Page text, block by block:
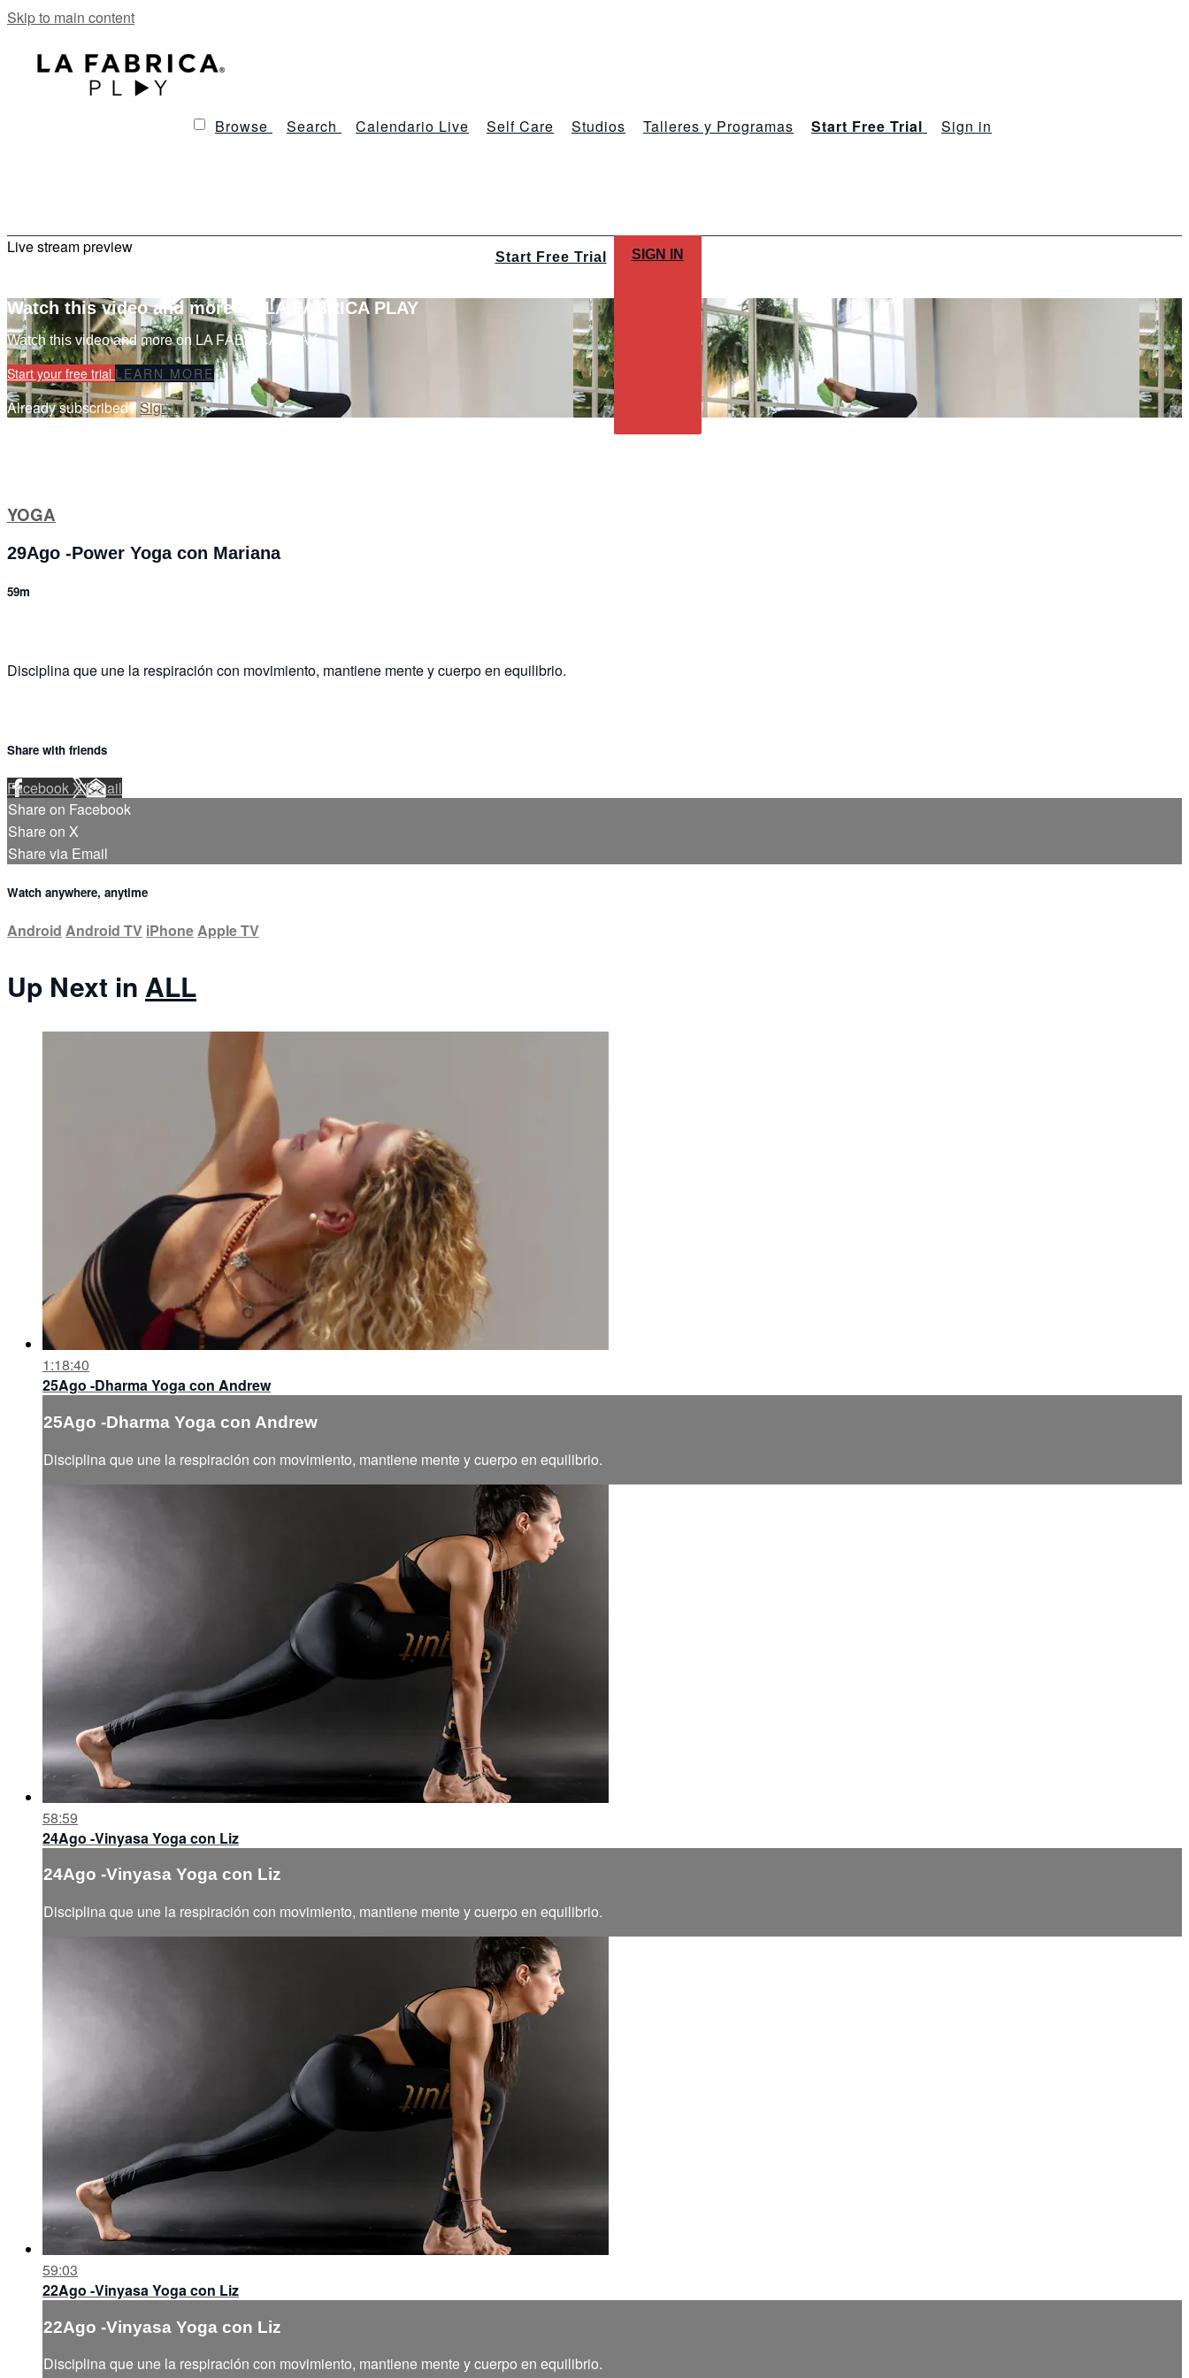
Skip to main content
Browse Search Calendario Live Self Care Studios Talleres y Programas Start Free Trial Sign in
Start Free Trial SIGN IN
Live stream preview
Watch this video and more on LA FÁBRICA PLAY
Watch this video and more on LA FÁBRICA PLAY
Start your free trial LEARN MORE
Already subscribed?Sign in
YOGA
29Ago -Power Yoga con Mariana
59m
Disciplina que une la respiración con movimiento, mantiene mente y cuerpo en equilibrio.
Share with friends
FacebookXEmail
Share on Facebook
Share on X
Share via Email
Watch anywhere, anytime
Android Android TV iPhoneApple TV
Up Next in ALL
1:18:40
25Ago -Dharma Yoga con Andrew
25Ago -Dharma Yoga con Andrew
Disciplina que une la respiración con movimiento, mantiene mente y cuerpo en equilibrio.
58:59
24Ago -Vinyasa Yoga con Liz
24Ago -Vinyasa Yoga con Liz
Disciplina que une la respiración con movimiento, mantiene mente y cuerpo en equilibrio.
59:03
22Ago -Vinyasa Yoga con Liz
22Ago -Vinyasa Yoga con Liz
Disciplina que une la respiración con movimiento, mantiene mente y cuerpo en equilibrio.